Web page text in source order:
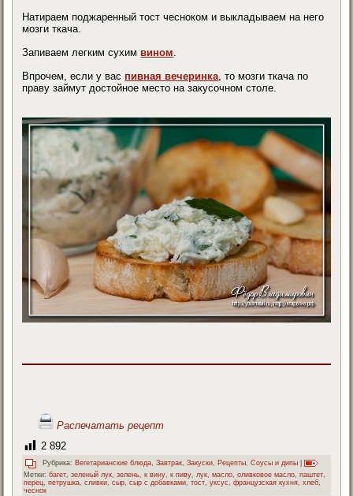
Натираем поджаренный тост чесноком и выкладываем на него
мозги ткача.
Запиваем легким сухим вином
Впрочем, если у вас пивная вечеринка , то мозги ткача по
праву займут достойное место на закусочном столе.
Распечатать рецепт
2 892
Рубрика: Вегетарианские блюда,Завтрак,Закуски, Рецепты,Соусы и дипы
Метки: багет,зеленый лук,зелень,к вину,к пиву,лук,масло,оливковое масло,паштет,
перец,петрушка,сливки,сыр,сыр с добавками,тост,уксус,французская кухня,хлеб,
чеснок